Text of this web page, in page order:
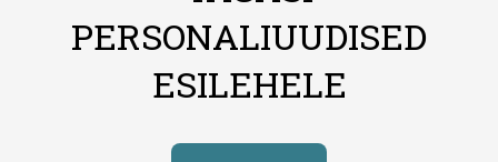
PERSONALIUUDISED
ESILEHELE